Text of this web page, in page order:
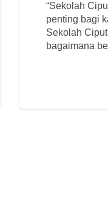
“Sekolah
penting bagi
Sekolah
bagaimana